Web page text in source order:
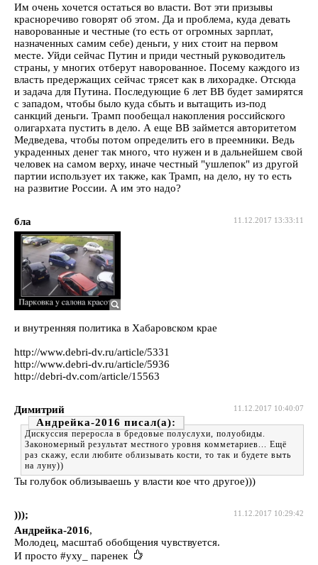
Им очень хочется остаться во власти. Вот эти призывы
красноречиво говорят об этом. Да и проблема, куда девать
наворованные и честные (то есть от огромных зарплат,
назначенных самим себе) деньги, у них стоит на первом
месте. Уйди сейчас Путин и приди честный руководитель
страны, у многих отберут наворованное. Посему каждого из
власть предержащих сейчас трясет как в лихорадке. Отсюда
и задача для Путина. Последующие 6 лет ВВ будет замирятся
с западом, чтобы было куда сбыть и вытащить из-под
санкций деньги. Трамп пообещал накопления российского
олигархата пустить в дело. А еще ВВ займется авторитетом
Медведева, чтобы потом определить его в преемники. Ведь
украденных денег так много, что нужен и в дальнейшем свой
человек на самом верху, иначе честный "ушлепок" из другой
партии использует их также, как Трамп, на дело, ну то есть
на развитие России. А им это надо?
11.12.2017 13:33:11
бла
и внутренняя политика в Хабаровском крае
http://www.debri-dv.ru/article/5331
http://www.debri-dv.ru/article/5936
http://debri-dv.com/article/15563
11.12.2017 10:40:07
Димитрий
Андрейка-2016
Дискуссия переросла в бредовые полуслухи, полуобиды.
Закономерный результат местного уровня комметариев... Ещё
раз скажу, если любите облизывать кости, то так и будете выть
на луну))
Ты голубок облизываешь у власти кое что другое)))
11.12.2017 10:29:42
)));
Андрейка-2016,
Молодец, масштаб обобщения чувствуется.
И просто #уху_ паренек